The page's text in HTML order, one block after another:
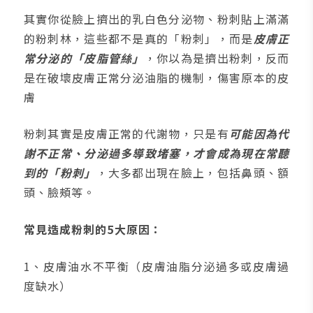
其實你從臉上擠出的乳白色分泌物、粉刺貼上滿滿
的粉刺林，這些都不是真的「粉刺」，而是皮膚正
常分泌的「皮脂管絲」
，你以為是擠出粉刺，反而
是在破壞皮膚正常分泌油脂的機制，傷害原本的皮
膚
粉刺其實是皮膚正常的代謝物，只是有可能因為代
謝不正常、分泌過多導致堵塞，才會成為現在常聽
到的「粉刺」
，大多都出現在臉上，包括鼻頭、額
頭、臉頰等。
常見造成粉刺的5大原因：
1、皮膚油水不平衡（皮膚油脂分泌過多或皮膚過
度缺水）